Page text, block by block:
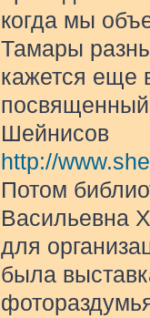
когда мы
Тамары
кажется еще
Шейнисов
http://
Потом
Васильевна
для
была